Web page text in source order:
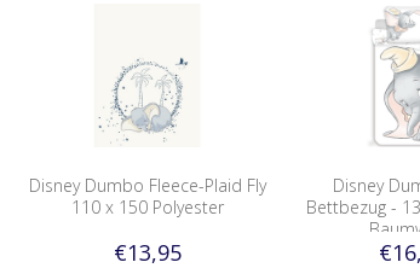
Disney Dumbo Fleece-Plaid Fly
110 x 150 Polyester
€13,95
Disney
Bettbezug -